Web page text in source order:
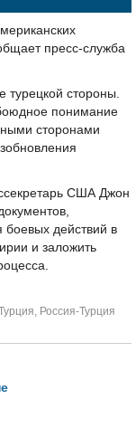
пресс-служба
турецкой стороны.
понимание
сторонами
США Джон
боевых действий в
и заложить
, Россия-Турция